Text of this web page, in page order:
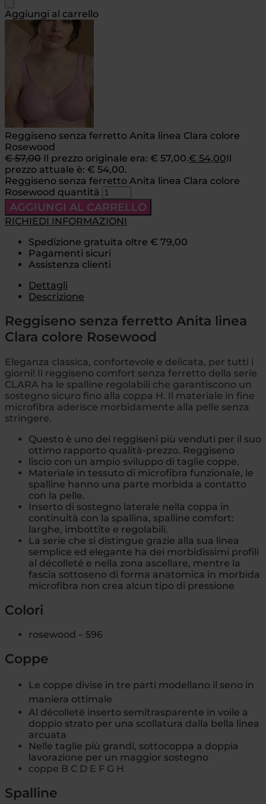
Aggiungi al carrello
Reggiseno senza ferretto Anita linea Clara colore
Rosewood
€57,00 Il prezzo originale era: € 57,00.€ 54,00Il
prezzo attuale è: € 54,00.
Reggiseno senza ferretto Anita linea Clara colore
Rosewood quantità
AGGIUNGI AL CARRELLO
RICHIEDI INFORMAZIONI
Spedizione gratuita oltre € 79,00
Pagamenti sicuri
Assistenza clienti
Dettagli
Descrizione
Reggiseno senza ferretto Anita linea
Clara colore Rosewood
Eleganza classica, confortevole e delicata, per tutti i
giorni! Il reggiseno comfort senza ferretto della serie
CLARA ha le spalline regolabili che garantiscono un
sostegno sicuro fino alla coppa H. Il materiale in fine
microfibra aderisce morbidamente alla pelle senza
stringere.
Questo è uno dei reggiseni più venduti per il suo
ottimo rapporto qualità-prezzo. Reggiseno
liscio con un ampio sviluppo di taglie coppe.
Materiale in tessuto di microfibra funzionale, le
spalline hanno una parte morbida a contatto
con la pelle.
Inserto di sostegno laterale nella coppa in
continuità con la spallina, spalline comfort:
larghe, imbottite e regolabili.
La serie che si distingue grazie alla sua linea
semplice ed elegante ha dei morbidissimi profili
al décolleté e nella zona ascellare, mentre la
fascia sottoseno di forma anatomica in morbida
microfibra non crea alcun tipo di pressione
Colori
rosewood – 596
Coppe
Le coppe divise in tre parti modellano il seno in
maniera ottimale
Al décolleté inserto semitrasparente in voile a
doppio strato per una scollatura dalla bella linea
arcuata
Nelle taglie più grandi, sottocoppa a doppia
lavorazione per un maggior sostegno
coppe B C D E F G H
Spalline